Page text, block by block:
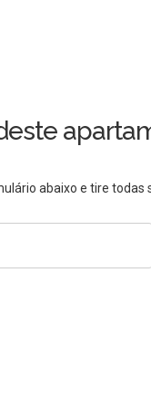
abaixo e tire todas